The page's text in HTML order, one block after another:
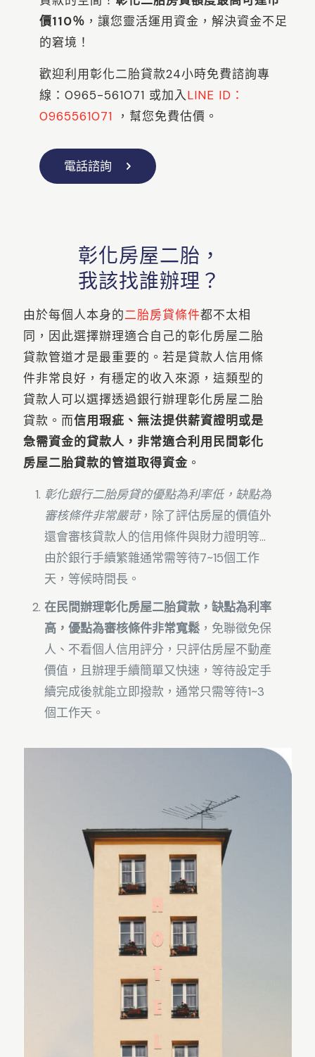
價110％ ，讓您靈活運用資金，解決資金不足
的窘境！
歡迎利用彰化二胎貸款24小時免費諮詢專
線： 0965-561071 或加入LINE ID：
0965561071
，幫您免費估價。
電話諮詢
彰化房屋二胎，
我該找誰辦理？
由於每個人本身的二胎房貸條件都不太相
同，因此選擇辦理適合自己的彰化房屋二胎
貸款管道才是最重要的。若是貸款人信用條
件非常良好，有穩定的收入來源，這類型的
貸款人可以選擇透過銀行辦理彰化房屋二胎
貸款。而信用瑕疵、無法提供薪資證明或是
急需資金的貸款人，非常適合利用民間彰化
房屋二胎貸款的管道取得資金 。
彰化銀行二胎房貸的優點為利率低，缺點為
審核條件非常嚴苛，除了評估房屋的價值外
還會審核貸款人的信用條件與財力證明等...
由於銀行手續繁雜通常需等待7~15個工作
天，等候時間長。
在民間辦理彰化房屋二胎貸款，缺點為利率
高，優點為審核條件非常寬鬆 ，免聯徵免保
人、不看個人信用評分，只評估房屋不動產
價值，且辦理手續簡單又快速，等待設定手
續完成後就能立即撥款，通常只需等待1~3
個工作天。